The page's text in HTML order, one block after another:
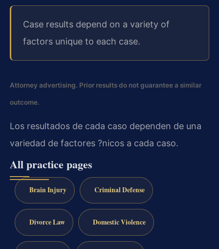
Case results depend on a variety of
factors unique to each case.
Attorney advertising. Prior results do not guarantee a similar
outcome.
Los resultados de cada caso dependen de una
variedad de factores ?nicos a cada caso.
All practice pages
Brain Injury Criminal Defense
Divorce Law Domestic Violence